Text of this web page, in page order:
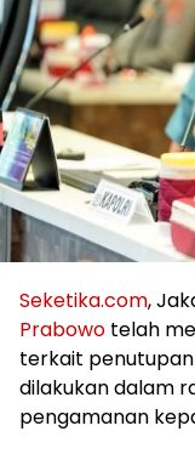
Seketika.com,
Prabowo telah
terkait
dilakukan dalam
pengamanan